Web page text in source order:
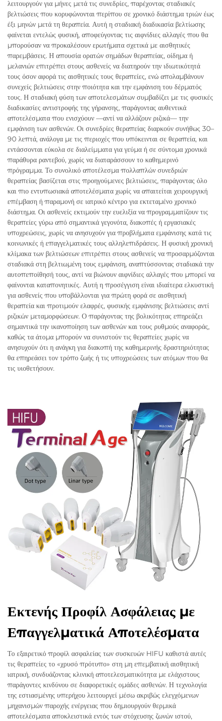
λειτουργούν για μήνες μετά τις συνεδρίες, παρέχοντας σταδιακές
βελτιώσεις που κορυφώνονται περίπου σε χρονικό διάστημα τριών έως
έξι μηνών μετά τη θεραπεία. Αυτή η σταδιακή διαδικασία βελτίωσης
φαίνεται εντελώς φυσική, αποφεύγοντας τις αιφνίδιες αλλαγές που θα
μπορούσαν να προκαλέσουν ερωτήματα σχετικά με αισθητικές
παρεμβάσεις. Η απουσία ορατών σημάδων θεραπείας, οίδημα ή
μελανιών επιτρέπει στους ασθενείς να διατηρούν την ιδιωτικότητά
τους όσον αφορά τις αισθητικές τους θεραπείες, ενώ απολαμβάνουν
συνεχείς βελτιώσεις στην ποιότητα και την εμφάνιση του δέρματός
τους. Η σταδιακή φύση των αποτελεσμάτων συμβαδίζει με τις φυσικές
διαδικασίες αντιστροφής της γήρανσης, παράγοντας αυθεντικά
αποτελέσματα που ενισχύουν —αντί να αλλάζουν ριζικά— την
εμφάνιση των ασθενών. Οι συνεδρίες θεραπείας διαρκούν συνήθως 30–
90 λεπτά, ανάλογα με τις περιοχές που υπόκεινται σε θεραπεία, και
εντάσσονται εύκολα σε διαλείμματα για γεύμα ή σε σύντομα χρονικά
παράθυρα ραντεβού, χωρίς να διαταράσσουν το καθημερινό
πρόγραμμα. Το συνολικό αποτέλεσμα πολλαπλών συνεδριών
θεραπείας βασίζεται στις προηγούμενες βελτιώσεις, παράγοντας όλο
και πιο εντυπωσιακά αποτελέσματα χωρίς να απαιτείται χειρουργική
επέμβαση ή παραμονή σε ιατρικό κέντρο για εκτεταμένο χρονικό
διάστημα. Οι ασθενείς εκτιμούν την ευελιξία να προγραμματίζουν τις
θεραπείες γύρω από σημαντικά γεγονότα, διακοπές ή εργασιακές
υποχρεώσεις, χωρίς να ανησυχούν για προβλήματα εμφάνισης κατά τις
κοινωνικές ή επαγγελματικές τους αλληλεπιδράσεις. Η φυσική χρονική
κλίμακα των βελτιώσεων επιτρέπει στους ασθενείς να προσαρμόζονται
σταδιακά στη βελτιωμένη τους εμφάνιση, αναπτύσσοντας σταδιακά την
αυτοπεποίθησή τους, αντί να βιώνουν αιφνίδιες αλλαγές που μπορεί να
φαίνονται καταπονητικές. Αυτή η προσέγγιση είναι ιδιαίτερα ελκυστική
για ασθενείς που υποβάλλονται για πρώτη φορά σε αισθητική
θεραπεία και προτιμούν ελαφρές, φυσικής εμφάνισης βελτιώσεις αντί
ριζικών μεταμορφώσεων. Ο παράγοντας της βολικότητας επηρεάζει
σημαντικά την ικανοποίηση των ασθενών και τους ρυθμούς αναφοράς,
καθώς τα άτομα μπορούν να συνιστούν τις θεραπείες χωρίς να
ανησυχούν ότι η ανάγκη για διακοπή της καθημερινής δραστηριότητας
θα επηρεάσει τον τρόπο ζωής ή τις υποχρεώσεις των ατόμων που θα
τις υιοθετήσουν.
Εκτενής Προφίλ Ασφάλειας με
Επαγγελματικά Αποτελέσματα
Το εξαιρετικό προφίλ ασφαλείας των συσκευών HIFU καθιστά αυτές
τις θεραπείες το «χρυσό πρότυπο» στη μη επεμβατική αισθητική
ιατρική, συνδυάζοντας κλινική αποτελεσματικότητα με ελάχιστους
παράγοντες κινδύνου σε διαφορετικές ομάδες ασθενών. Η τεχνολογία
της εστιασμένης υπερήχου λειτουργεί μέσω ακριβώς ελεγχόμενων
μηχανισμών παροχής ενέργειας που δημιουργούν θερμικά
αποτελέσματα αποκλειστικά εντός των στόχευσης ζωνών ιστού,